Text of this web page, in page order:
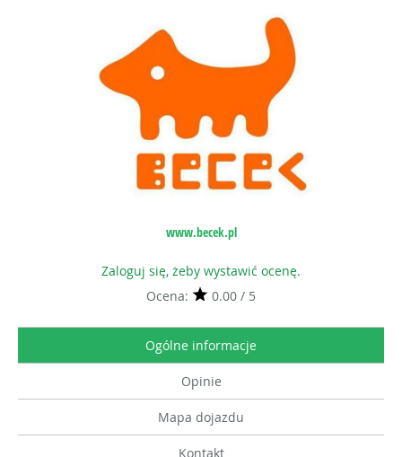
www.becek.pl
Zaloguj się, żeby wystawić ocenę.
Ocena:
0.00 / 5
Ogólne informacje
Opinie
Mapa dojazdu
Kontakt